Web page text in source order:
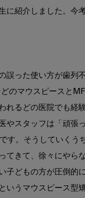
に紹介しました。今
誤った使い方が歯
のマウスピースと
れるどの医院でも経
やスタッフは「頑張
す。そうしていく
てきて、徐々にや
子どもの方が圧倒的
いうマウスピース型